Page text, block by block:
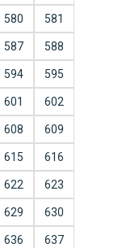
580 581
587 588
594 595
601 602
608 609
615 616
622 623
629 630
636 637